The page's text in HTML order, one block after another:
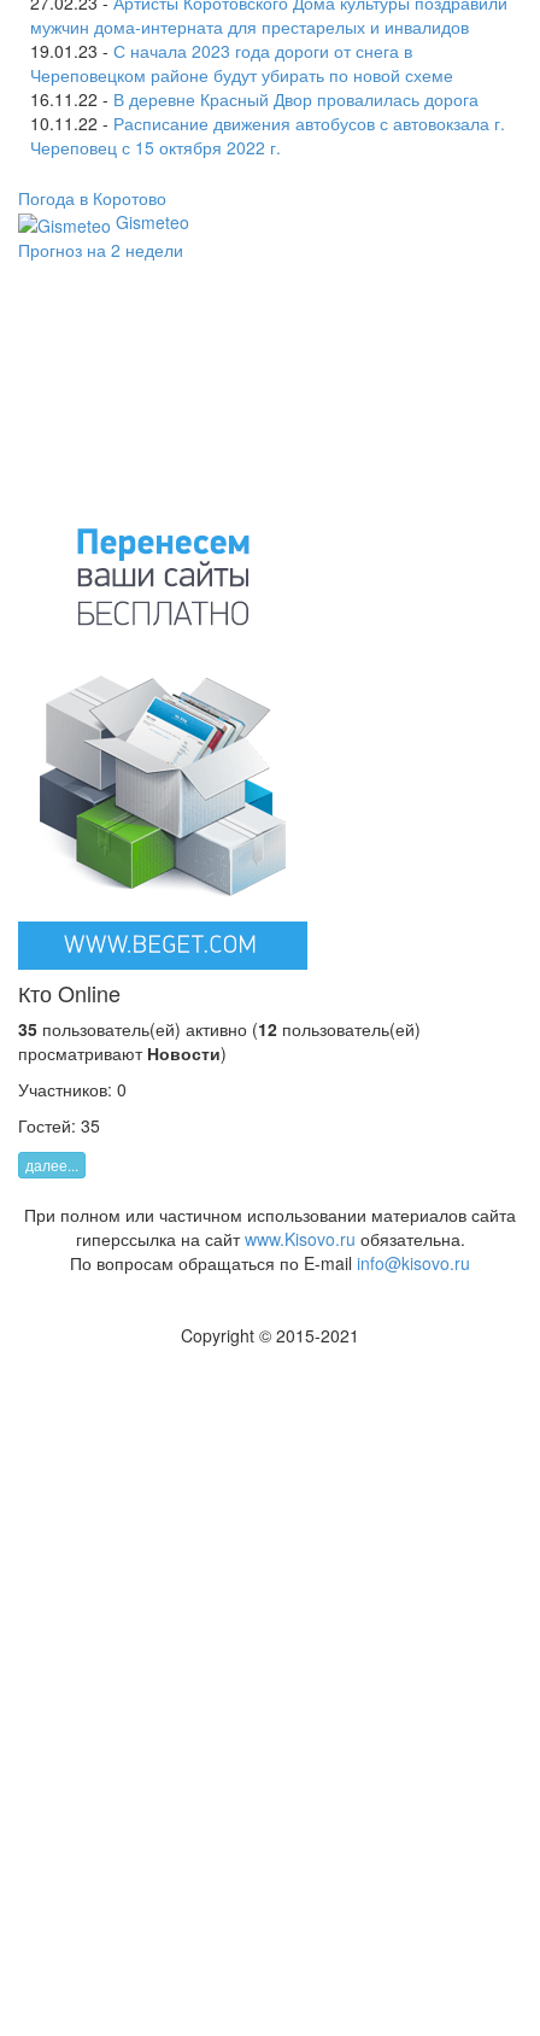
мужчин дома-интерната для престарелых и инвалидов
19.01.23 - С начала 2023 года дороги от снега в
Череповецком районе будут убирать по новой схеме
16.11.22 - В деревне Красный Двор провалилась дорога
10.11.22 - Расписание движения автобусов с автовокзала г.
Череповец с 15 октября 2022 г.
Погода в Коротово
Gismeteo
Прогноз на 2 недели
Кто Online
35 пользователь(ей) активно (12 пользователь(ей)
просматривают Новости)
Участников: 0
Гостей: 35
далее...
При полном или частичном использовании материалов сайта
гиперссылка на сайтwww.Kisovo.ru обязательна.
По вопросам обращаться по E-mail info@kisovo.ru
Copyright © 2015-2021